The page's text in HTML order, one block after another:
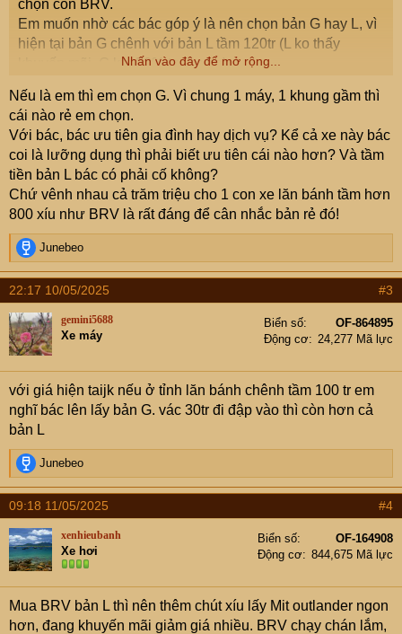
chọn con BRV.
Em muốn nhờ các bác góp ý là nên chọn bản G hay L, vì
hiện tại bản G chênh với bản L tầm 120tr (L ko thấy
khuyến mãi, G km 50% trước bạ).
Nếu lấy G thì e tính độ thêm mấy cái như ghế da, cảm
biến va chạm, áp suất lốp, camera hành trình trước
sau...đâu đó tầm 25-30tr. Và nếu độ vậy thì có ảnh hưởng
đến bảo hành không?
Hoặc nếu lấy bản L thì đợi khuyến mãi nhưng cũng phải
độ vài thứ tầm trên dưới 10tr.
Nhờ các bác góp ý chứ em phân vân quá ạ.
Nhấn vào đây để mở rộng...
Nếu là em thì em chọn G. Vì chung 1 máy, 1 khung gầm thì
cái nào rẻ em chọn.
Với bác, bác ưu tiên gia đình hay dịch vụ? Kể cả xe này bác
coi là lưỡng dụng thì phải biết ưu tiên cái nào hơn? Và tầm
tiền bản L bác có phải cố không?
Chứ vênh nhau cả trăm triệu cho 1 con xe lăn bánh tầm hơn
800 xíu như BRV là rất đáng để cân nhắc bản rẻ đó!
R
e
a
t
i
o
n
s
:
Junebeo
22:17 10/05/2025 #3
gemini5688
Xe máy
Biển số
OF-864895
Động cơ
24,277 Mã lực
với giá hiện taijk nếu ở tỉnh lăn bánh chênh tầm 100 tr em
nghĩ bác lên lấy bản G. vác 30tr đi đập vào thì còn hơn cả
bản L
R
e
a
c
t
i
o
n
s
:
Junebeo
09:18 11/05/2025 #4
xenhieubanh
Xe hơi
Biển số
OF-164908
Động cơ
844,675 Mã lực
Mua BRV bản L thì nên thêm chút xíu lấy Mit outlander ngon
hơn, đang khuyến mãi giảm giá nhiều. BRV chạy chán lắm,